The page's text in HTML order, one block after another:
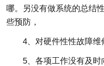
哪。另没有做系统的总结
些预防，
4、对硬件性性故障
5、各项工作没有及